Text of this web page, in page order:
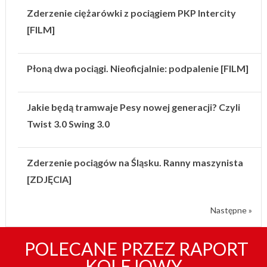
Zderzenie ciężarówki z pociągiem PKP Intercity
[FILM]
Płoną dwa pociągi. Nieoficjalnie: podpalenie [FILM]
Jakie będą tramwaje Pesy nowej generacji? Czyli
Twist 3.0 Swing 3.0
Zderzenie pociągów na Śląsku. Ranny maszynista
[ZDJĘCIA]
Następne »
POLECANE PRZEZ RAPORT